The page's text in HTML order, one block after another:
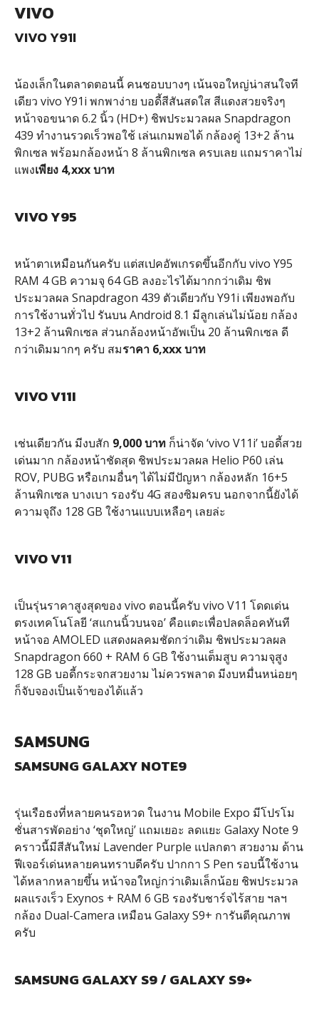
VIVO
VIVO Y91I
น้องเล็กในตลาดตอนนี้ คนชอบบางๆ เน้นจอใหญ่น่าสนใจที
เดียว vivo Y91i พกพาง่าย บอดี้สีสันสดใส สีแดงสวยจริงๆ
หน้าจอขนาด 6.2 นิ้ว (HD+) ชิพประมวลผล Snapdragon
439 ทำงานรวดเร็วพอใช้ เล่นเกมพอได้ กล้องคู่ 13+2 ล้าน
พิกเซล พร้อมกล้องหน้า 8 ล้านพิกเซล ครบเลย แถมราคาไม่
แพงเพียง 4,xxx บาท
VIVO Y95
หน้าตาเหมือนกันครับ แต่สเปคอัพเกรดขึ้นอีกกับ vivo Y95
RAM 4 GB ความจุ 64 GB ลงอะไรได้มากกว่าเดิม ชิพ
ประมวลผล Snapdragon 439 ตัวเดียวกับ Y91i เพียงพอกับ
การใช้งานทั่วไป รันบน Android 8.1 มีลูกเล่นไม่น้อย กล้อง
13+2 ล้านพิกเซล ส่วนกล้องหน้าอัพเป็น 20 ล้านพิกเซล ดี
กว่าเดิมมากๆ ครับ สมราคา 6,xxx บาท
VIVO V11I
เช่นเดียวกัน มีงบสัก 9,000 บาทก็น่าจัด ‘vivo V11i’ บอดี้สวย
เด่นมาก กล้องหน้าชัดสุด ชิพประมวลผล Helio P60 เล่น
ROV, PUBG หรือเกมอื่นๆ ได้ไม่มีปัญหา กล้องหลัก 16+5
ล้านพิกเซล บางเบา รองรับ 4G สองซิมครบ นอกจากนี้ยังได้
ความจุถึง 128 GB ใช้งานแบบเหลือๆ เลยล่ะ
VIVO V11
เป็นรุ่นราคาสูงสุดของ vivo ตอนนี้ครับ vivo V11 โดดเด่น
ตรงเทคโนโลยี ‘สแกนนิ้วบนจอ’ คือแตะเพื่อปลดล็อคทันที
หน้าจอ AMOLED แสดงผลคมชัดกว่าเดิม ชิพประมวลผล
Snapdragon 660 + RAM 6 GB ใช้งานเต็มสูบ ความจุสูง
128 GB บอดี้กระจกสวยงาม ไม่ควรพลาด มีงบหมื่นหน่อยๆ
ก็จับจองเป็นเจ้าของได้แล้ว
SAMSUNG
SAMSUNG GALAXY NOTE9
รุ่นเรือธงที่หลายคนรอหวด ในงาน Mobile Expo มีโปรโม
ชั่นสารพัดอย่าง ‘ชุดใหญ่’ แถมเยอะ ลดแยะ Galaxy Note 9
คราวนี้มีสีสันใหม่ Lavender Purple แปลกตา สวยงาม ด้าน
ฟีเจอร์เด่นหลายคนทราบดีครับ ปากกา S Pen รอบนี้ใช้งาน
ได้หลากหลายขึ้น หน้าจอใหญ่กว่าเดิมเล็กน้อย ชิพประมวล
ผลแรงเร็ว Exynos + RAM 6 GB รองรับชาร์จไร้สาย ฯลฯ
กล้อง Dual-Camera เหมือน Galaxy S9+ การันตีคุณภาพ
ครับ
SAMSUNG GALAXY S9/ GALAXY S9+